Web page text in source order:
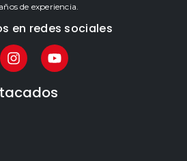
de experiencia.
en redes sociales